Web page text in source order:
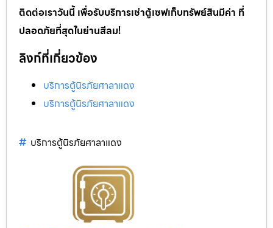
ติดต่อเราวันนี้ เพื่อรับบริการเช่าตู้เซฟเก็บทรัพย์สินมีค่า ที่
ปลอดภัยที่สุดในย่านสีลม!
ลิงก์ที่เกี่ยวข้อง
บริการตู้นิรภัยศาลาแดง
บริการตู้นิรภัยศาลาแดง
บริการตู้นิรภัยศาลาแดง